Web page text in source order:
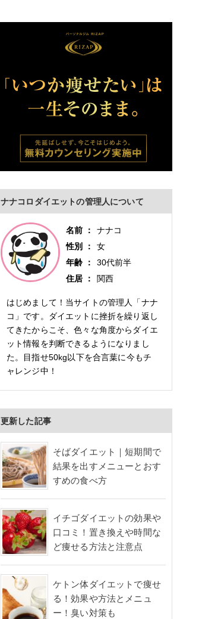
ナナコロダイエットの管理人について
名前
ナナコ
性別
女
年齢
30代前半
住居
関西
はじめまして！当サイトの管理人「ナナ
コ」です。ダイエットに挫折を繰り返し
てきたからこそ、色々な角度からダイエ
ット情報を判断できるようになりまし
た。目指せ50kg以下を合言葉に今もチ
ャレンジ中！
更新した記事
そばダイエット｜短期間で
結果を出すメニューとおす
すめの食べ方
イチゴダイエットの効果や
口コミ！置き換えや時間な
ど痩せる方法と注意点
ケトン体ダイエットで痩せ
る！効果や方法とメニュ
ー！臭い対策も